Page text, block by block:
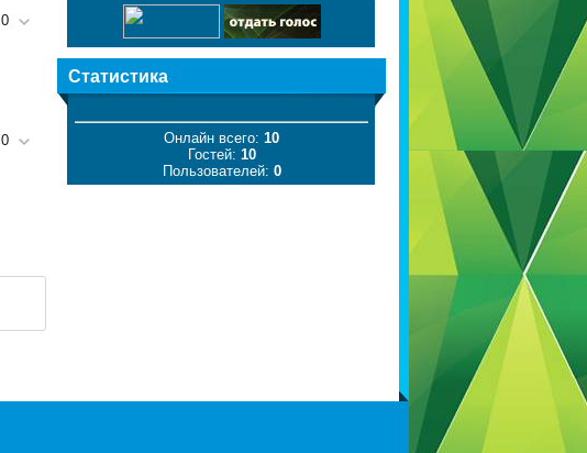
0
0
Статистика
Онлайн всего: 10
Гостей: 10
Пользователей: 0